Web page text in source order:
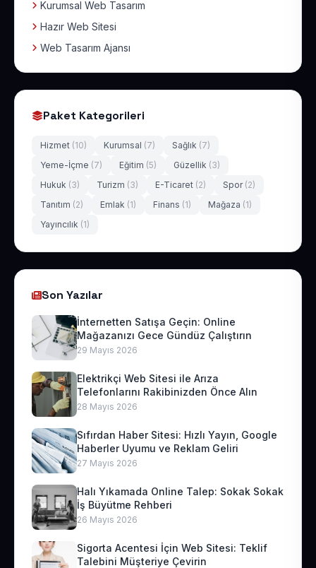
Kurumsal Web Tasarım
Hazır Web Sitesi
Web Tasarım Ajansı
Paket Kategorileri
Hizmet (10) Kurumsal (7) Sağlık (7)
Yeme-İçme (7) Eğitim (5) Güzellik (3)
Hukuk (3) Turizm (3) E-Ticaret (2) Spor (2)
Tanıtım (2) Emlak (1) Finans (1) Mağaza (1)
Yayıncılık (1)
Son Yazılar
İnternetten Satışa Geçin: Online
Mağazanızı Gece Gündüz Çalıştırın
29 Mayıs 2026
Elektrikçi Web Sitesi ile Arıza
Telefonlarını Rakibinizden Önce Alın
28 Mayıs 2026
Sıfırdan Haber Sitesi: Hızlı Yayın, Google
Haberler Uyumu ve Reklam Geliri
27 Mayıs 2026
Halı Yıkamada Online Talep: Sokak Sokak
İş Büyütme Rehberi
26 Mayıs 2026
Sigorta Acentesi İçin Web Sitesi: Teklif
Talebini Müşteriye Çevirin